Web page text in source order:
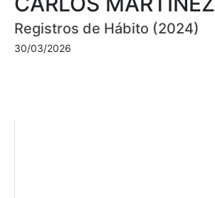
Registros de Hábito (2024)
30/03/2026